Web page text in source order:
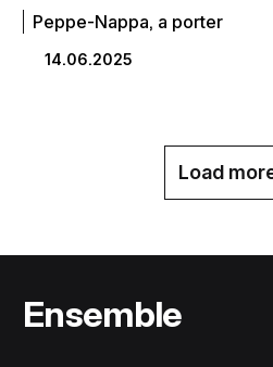
Peppe-Nappa, a porter
14.06.2025
Load
Ensemble